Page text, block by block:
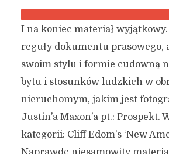
I na koniec materiał
reguły dokumentu prasowego,
swoim stylu i formie cudowną
bytu i stosunków ludzkich w
nieruchomym, jakim jest
Justin’a Maxon’a pt.: Prospekt.
kategorii: Cliff Edom’s ‘New